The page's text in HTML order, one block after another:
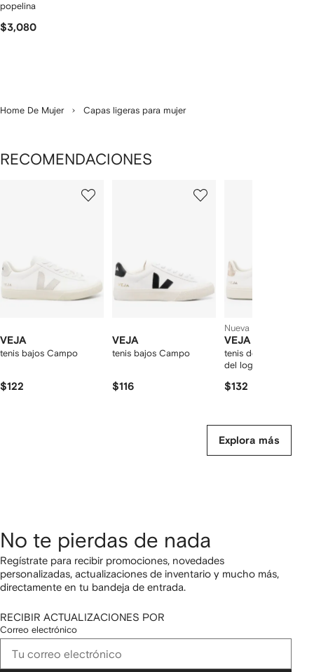
popelina
$3,080
Home De Mujer Capas ligeras para mujer
RECOMENDACIONES
VEJA
tenis bajos Campo
$122
VEJA
tenis bajos Campo
$116
Nueva temporada
VEJA
tenis de piel con
del logo
$132
Explora más
No te pierdas de nada
Regístrate para recibir promociones, novedades
personalizadas, actualizaciones de inventario y mucho más,
directamente en tu bandeja de entrada.
RECIBIR ACTUALIZACIONES POR
Correo electrónico